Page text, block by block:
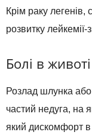
Крім раку
розвитку лейкемії-
Болі в
Розлад шлунка
частий недуга, на
який дискомфорт